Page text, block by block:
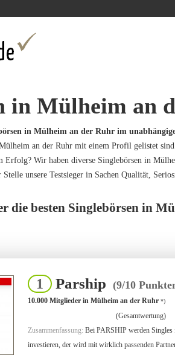
in Mülheim an
in Mülheim an der Ruhr im
an der Ruhr mit einem Profil gelistet
Erfolg? Wir haben diverse Singlebörsen in
unsere Testsieger in Sachen Qualität,
die besten Singlebörsen in
1 Parship (9/10
10.000 Mitglieder in Mülheim an der Ruhr *)
(Gesamtwertung)
Zusammenfassung: Bei PARSHIP werden Singles
investieren, der wird mit wirklich passenden